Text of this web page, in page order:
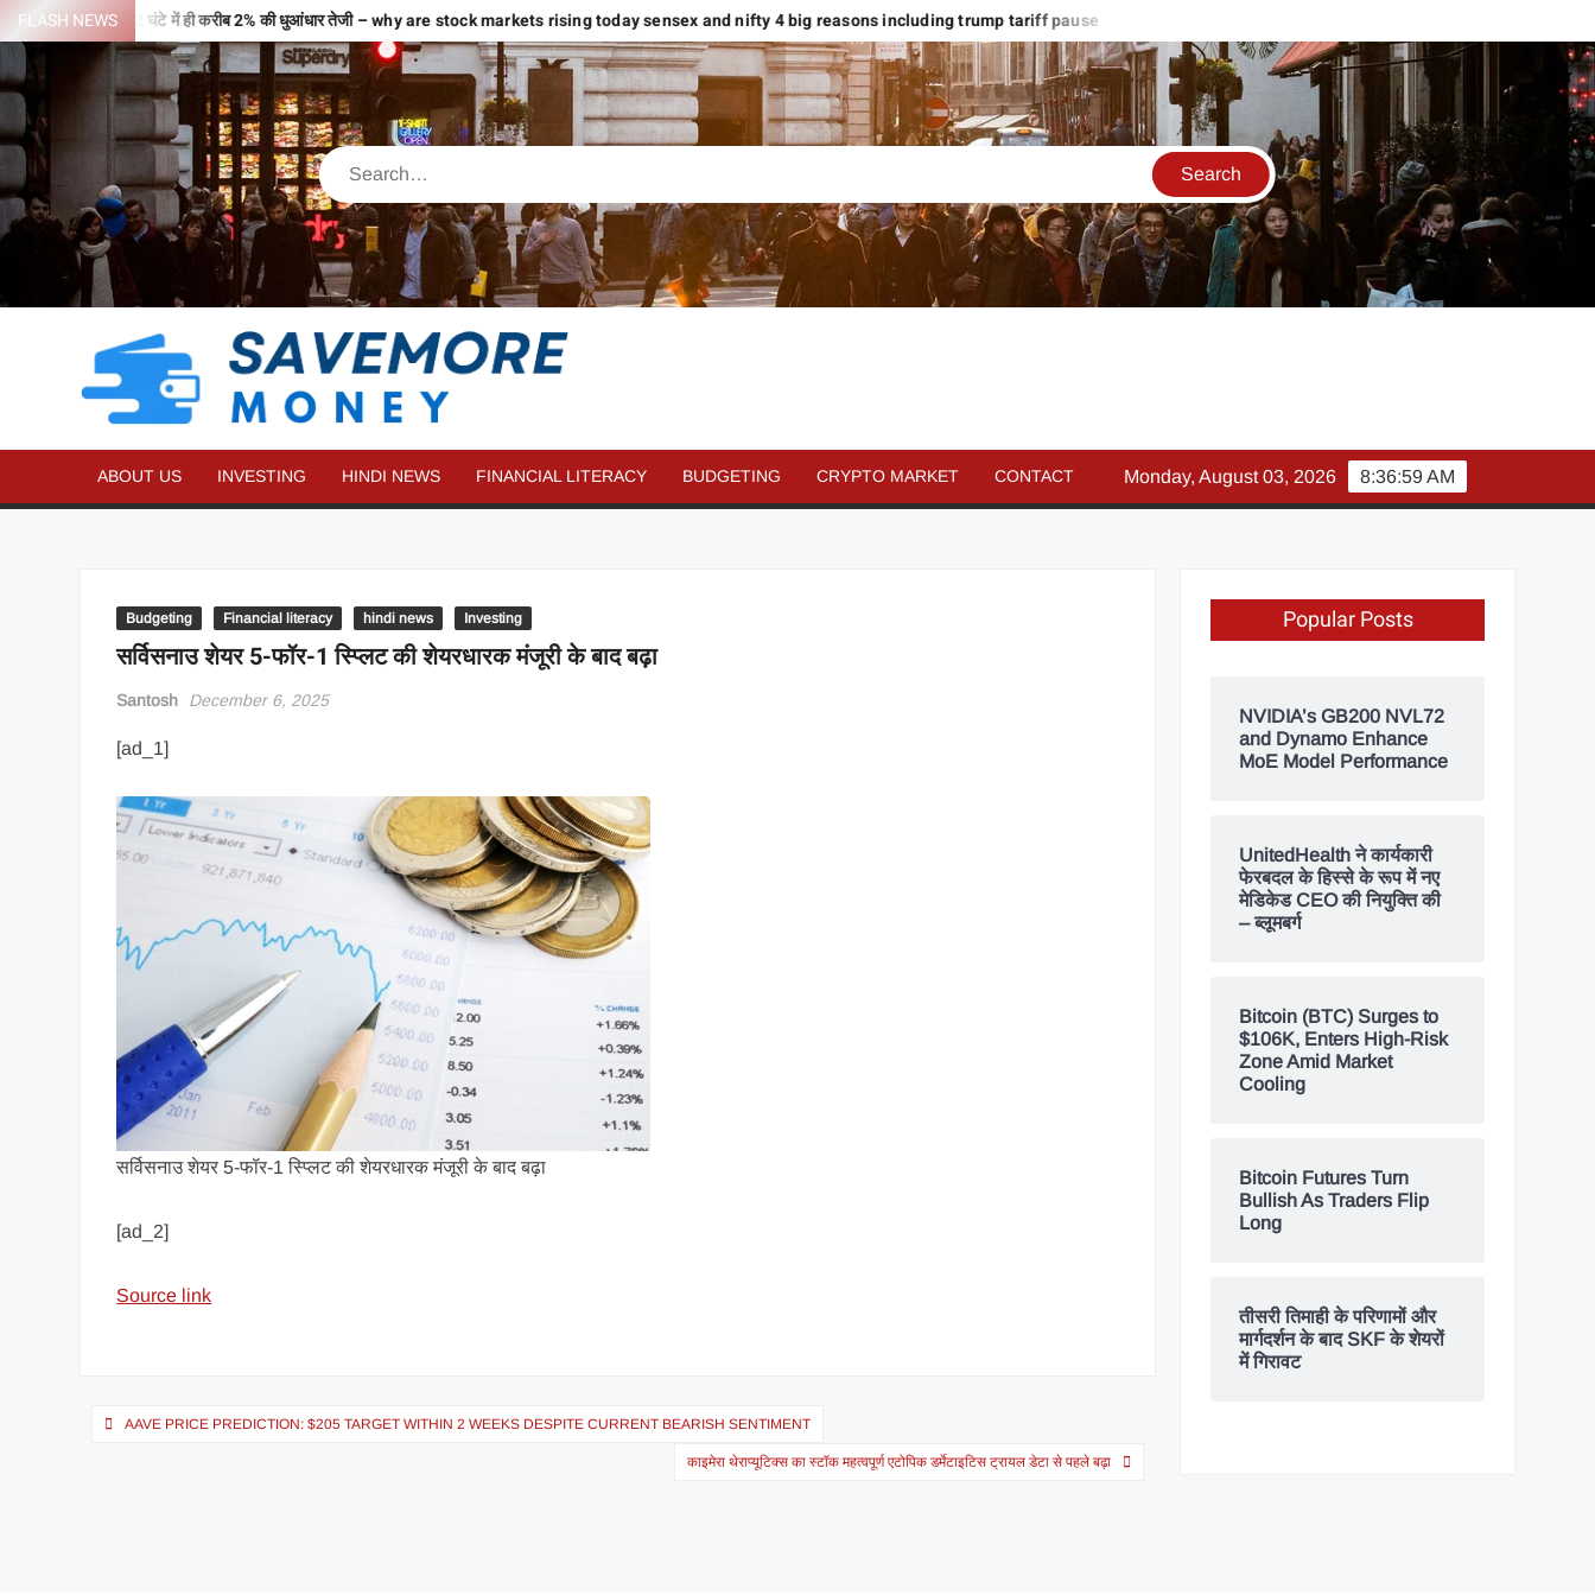
FLASH NEWS
से भरी उड़ान…2 घंटे में ही करीब 2% की धुआंधार तेजी – why are stock markets rising today sensex and nifty 4 big reasons including trump tariff pause
MORE
MONEY
RELATED
ABOUT US INVESTING HINDI NEWS FINANCIAL LITERACY BUDGETING CRYPTO MARKET CONTACT 8:36:59 AM
Monday, August 03, 2026
Budgeting Financial literacy hindi news Investing
सर्विसनाउ शेयर 5-फॉर-1 स्प्लिट की शेयरधारक मंजूरी के बाद बढ़ा
Santosh December 6, 2025
[ad_1]
सर्विसनाउ शेयर 5-फॉर-1 स्प्लिट की शेयरधारक मंजूरी के बाद बढ़ा
[ad_2]
Source link
AAVE PRICE PREDICTION: $205 TARGET WITHIN 2 WEEKS DESPITE CURRENT BEARISH SENTIMENT
काइमेरा थेराप्यूटिक्स का स्टॉक महत्वपूर्ण एटोपिक डर्मेटाइटिस ट्रायल डेटा से पहले बढ़ा
Popular Posts
NVIDIA’s GB200 NVL72
and Dynamo Enhance
MoE Model Performance
UnitedHealth ने कार्यकारी
फेरबदल के हिस्से के रूप में नए
मेडिकेड CEO की नियुक्ति की
– ब्लूमबर्ग
Bitcoin (BTC) Surges to
$106K, Enters High-Risk
Zone Amid Market
Cooling
Bitcoin Futures Turn
Bullish As Traders Flip
Long
तीसरी तिमाही के परिणामों और
मार्गदर्शन के बाद SKF के शेयरों
में गिरावट